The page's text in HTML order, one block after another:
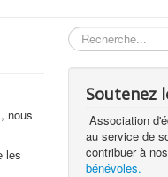
nous
les
Rechercher
Soutenez
Association
au service de
contribuer à
bénévoles.